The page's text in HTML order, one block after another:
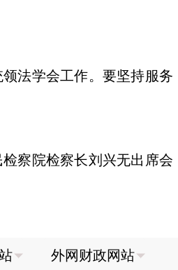
法学会工作。要坚持服务
察院检察长刘兴无出席会